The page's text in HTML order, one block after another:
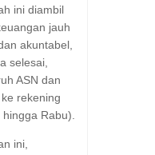
ini diambil
jauh
akuntabel,
selesai,
ASN dan
rekening
Rabu).
ini,